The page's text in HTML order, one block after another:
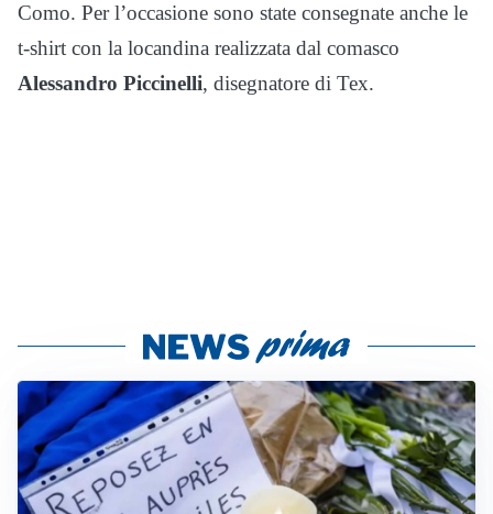
Como. Per l’occasione sono state consegnate anche le
t-shirt con la locandina realizzata dal comasco
Alessandro Piccinelli, disegnatore di Tex.